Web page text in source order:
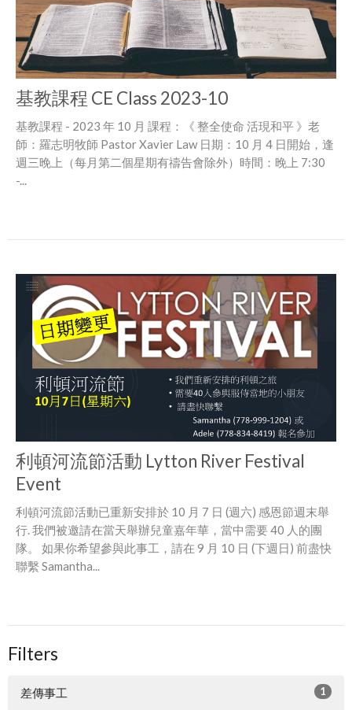
基教課程 CE Class 2023-10
基教課程 - 2023 年 10 月 課程：《 整全使命 活現和平 》老
師：羅志明牧師 Pastor Xavier Law 日期：10 月 4 日開始，逢
週三晚上（每月第二個星期有禱告會除外）時間：晚上 7:30
-...
利頓河流節活動 Lytton River Festival
Event
利頓河流節活動已重新安排於 10 月 7 日 (週六) 感恩節週末舉
行. 我們被邀請在當天舉辦兒童嘉年華，當中需要 40 人的團
隊。 如果你希望參與此事工，請在 9 月 10 日 (下週日) 前盡快
聯繫 Samantha...
Filters
差傳事工 1